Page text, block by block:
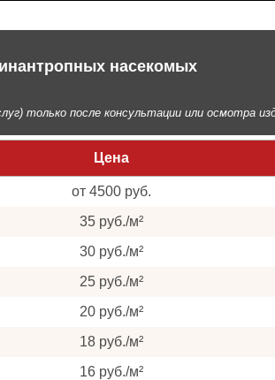
насекомых
только после консультации или осмотра
Цена
от 4500 руб.
35 руб./м²
30 руб./м²
25 руб./м²
20 руб./м²
18 руб./м²
16 руб./м²